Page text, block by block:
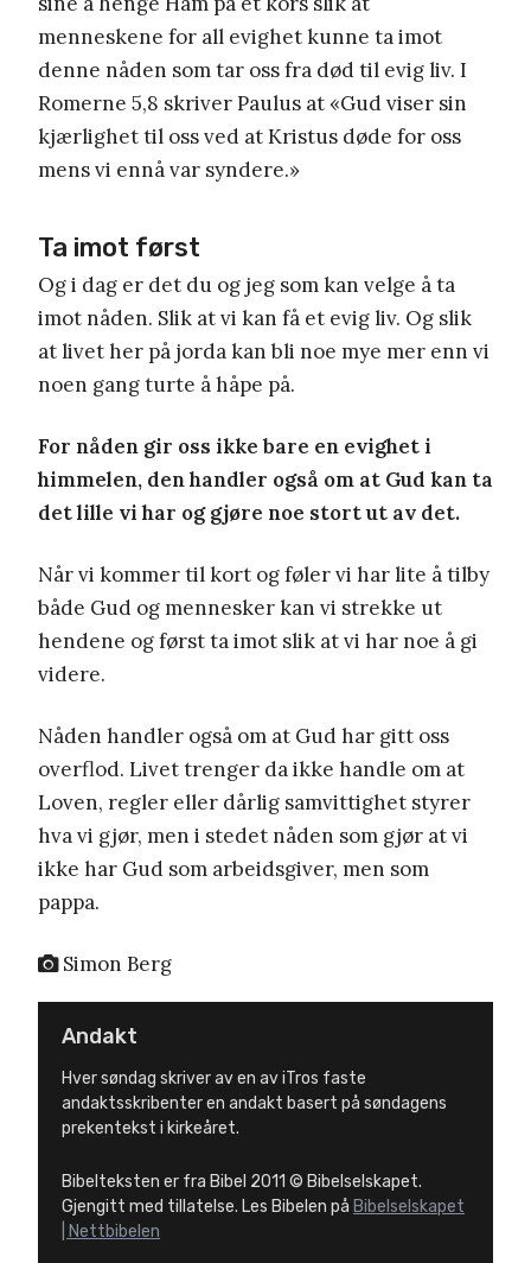
menneskene for all evighet kunne ta imot
denne nåden som tar oss fra død til evig liv. I
Romerne 5,8 skriver Paulus at «Gud viser sin
kjærlighet til oss ved at Kristus døde for oss
mens vi ennå var syndere.»
Ta imot først
Og i dag er det du og jeg som kan velge å ta
imot nåden. Slik at vi kan få et evig liv. Og slik
at livet her på jorda kan bli noe mye mer enn vi
noen gang turte å håpe på.
For nåden gir oss ikke bare en evighet i
himmelen, den handler også om at Gud kan ta
det lille vi har og gjøre noe stort ut av det.
Når vi kommer til kort og føler vi har lite å tilby
både Gud og mennesker kan vi strekke ut
hendene og først ta imot slik at vi har noe å gi
videre.
Nåden handler også om at Gud har gitt oss
overflod. Livet trenger da ikke handle om at
Loven, regler eller dårlig samvittighet styrer
hva vi gjør, men i stedet nåden som gjør at vi
ikke har Gud som arbeidsgiver, men som
pappa.
Simon Berg
Andakt
Hver søndag skriver av en av iTros faste
andaktsskribenter en andakt basert på søndagens
prekentekst i kirkeåret.
Bibelteksten er fra Bibel 2011 © Bibelselskapet.
Gjengitt med tillatelse. Les Bibelen på Bibelselskapet
| Nettbibelen